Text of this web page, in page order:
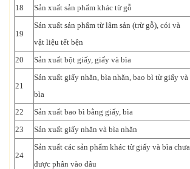
18 Sản xuất sản phẩm khác từ gỗ
19
Sản xuất sản phẩm từ lâm sản (trừ gỗ), cói và
vật liệu tết bện
20 Sản xuất bột giấy, giấy và bìa
21
Sản xuất giấy nhăn, bìa nhăn, bao bì từ giấy và
bìa
22 Sản xuất bao bì bằng giấy, bìa
23
Sản xuất giấy nhăn và bìa nhăn
24
Sản xuất các sản phẩm khác từ giấy và bìa chưa
được phân vào đâu